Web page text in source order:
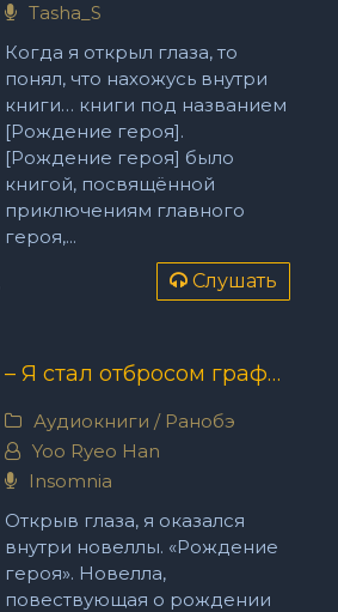
Tasha_S
Когда я открыл глаза, то
понял, что нахожусь внутри
книги… книги под названием
[Рождение героя].
[Рождение героя] было
книгой, посвящённой
приключениям главного
героя,...
Слушать
Yoo Ryeo Han – Я стал отбросом графской семьи
Аудиокниги / Ранобэ
Yoo Ryeo Han
Insomnia
Открыв глаза, я оказался
внутри новеллы. «Рождение
героя». Новелла,
повествующая о рождении